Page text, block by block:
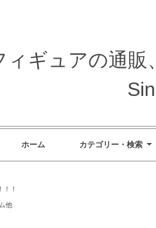
ィギュアの通販
ホーム カテゴリー・検索
！
他